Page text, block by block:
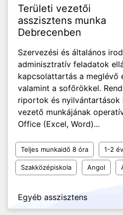
Területi vezetői
asszisztens munka
Debrecenben
Szervezési és általános
adminisztratív feladatok
kapcsolattartás a meglévő
valamint a sofőrökkel.
riportok és nyilvántartások
vezető munkájának
Office (Excel, Word)...
Teljes munkaidő 8 óra 1-2
Szakközépiskola Angol
Egyéb asszisztens